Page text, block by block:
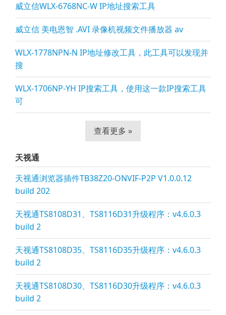
威立信WLX-6768NC-W IP地址搜索工具
威立信 美电恩智 .AVI 录像机视频文件播放器 av
WLX-1778NPN-N IP地址修改工具，此工具可以发现并
搜
WLX-1706NP-YH IP搜索工具，使用这一款IP搜索工具
可
查看更多 »
天视通
天视通浏览器插件TB38Z20-ONVIF-P2P V1.0.0.12
build 202
天视通TS8108D31、TS8116D31升级程序：v4.6.0.3
build 2
天视通TS8108D35、TS8116D35升级程序：v4.6.0.3
build 2
天视通TS8108D30、TS8116D30升级程序：v4.6.0.3
build 2